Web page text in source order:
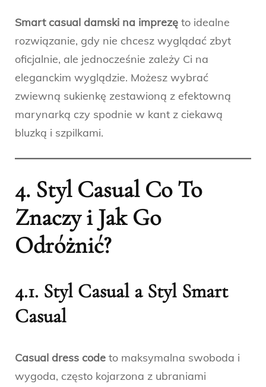
Smart casual damski na imprezę to idealne
rozwiązanie, gdy nie chcesz wyglądać zbyt
oficjalnie, ale jednocześnie zależy Ci na
eleganckim wyglądzie. Możesz wybrać
zwiewną sukienkę zestawioną z efektowną
marynarką czy spodnie w kant z ciekawą
bluzką i szpilkami.
4. Styl Casual Co To
Znaczy i Jak Go
Odróżnić?
4.1. Styl Casual a Styl Smart
Casual
Casual dress code to maksymalna swoboda i
wygoda, często kojarzona z ubraniami